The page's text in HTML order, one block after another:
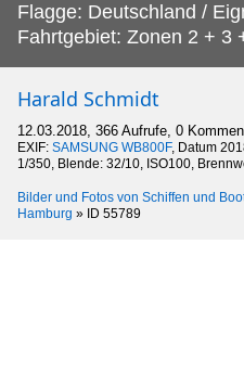
Flagge: Deutschland /
Fahrtgebiet: Zonen 2 + 3
Harald Schmidt
12.03.2018, 366 Aufrufe, 0
EXIF: SAMSUNG WB800F, Datum
1/350, Blende: 32/10, ISO100,
Bilder und Fotos von Schiffen und
Hamburg » ID 55789